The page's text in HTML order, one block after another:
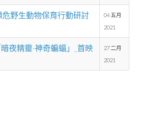
危野生動物保育行動研討
04 五月
2021
夜精靈-神奇蝙蝠」_首映
27 二月
2021